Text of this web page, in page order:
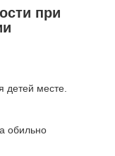
при
детей месте.
обильно